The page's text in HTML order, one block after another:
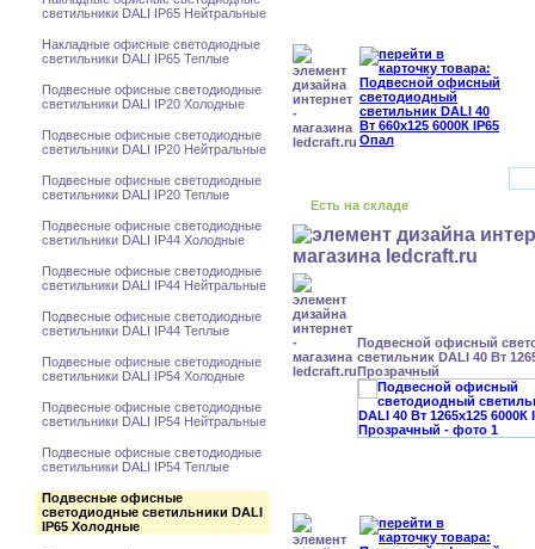
светильники DALI IP65 Нейтральные
Накладные офисные светодиодные
светильники DALI IP65 Теплые
Подвесные офисные светодиодные
светильники DALI IP20 Холодные
Подвесные офисные светодиодные
светильники DALI IP20 Нейтральные
Подвесные офисные светодиодные
светильники DALI IP20 Теплые
Подвесные офисные светодиодные
светильники DALI IP44 Холодные
Подвесные офисные светодиодные
светильники DALI IP44 Нейтральные
Подвесные офисные светодиодные
светильники DALI IP44 Теплые
Подвесные офисные светодиодные
светильники DALI IP54 Холодные
Подвесные офисные светодиодные
светильники DALI IP54 Нейтральные
Подвесные офисные светодиодные
светильники DALI IP54 Теплые
Подвесные офисные
светодиодные светильники DALI
IP65 Холодные
Есть на складе
Подвесной офисный
светильник DALI 40 Вт
Прозрачный